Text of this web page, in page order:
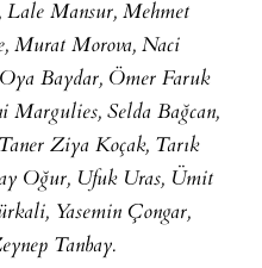
Mansur, Mehmet
Murat Morova, Naci
Baydar, Ömer Faruk
Selda Bağcan,
Ziya Koçak, Tarık
Oğur, Ufuk Uras, Ümit
Yasemin Çongar,
Tanbay.